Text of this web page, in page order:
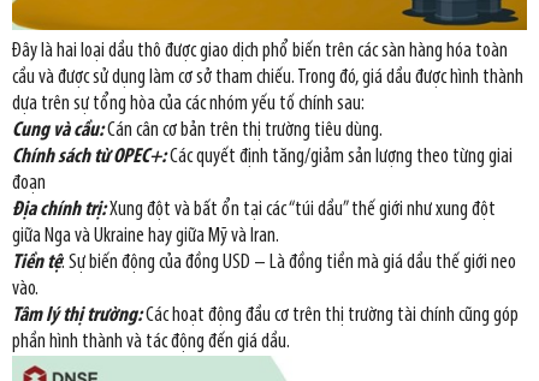
Đây là hai loại dầu thô được giao dịch phổ biến trên các sàn hàng hóa toàn
cầu và được sử dụng làm cơ sở tham chiếu. Trong đó, giá dầu được hình thành
dựa trên sự tổng hòa của các nhóm yếu tố chính sau:
Cung và cầu:Cán cân cơ bản trên thị trường tiêu dùng.
Chính sách từ OPEC+:Các quyết định tăng/giảm sản lượng theo từng giai
đoạn
Địa chính trị:Xung đột và bất ổn tại các “túi dầu” thế giới như xung đột
giữa Nga và Ukraine hay giữa Mỹ và Iran.
Tiền tệ: Sự biến động của đồng USD – Là đồng tiền mà giá dầu thế giới neo
vào.
Tâm lý thị trường:Các hoạt động đầu cơ trên thị trường tài chính cũng góp
phần hình thành và tác động đến giá dầu.